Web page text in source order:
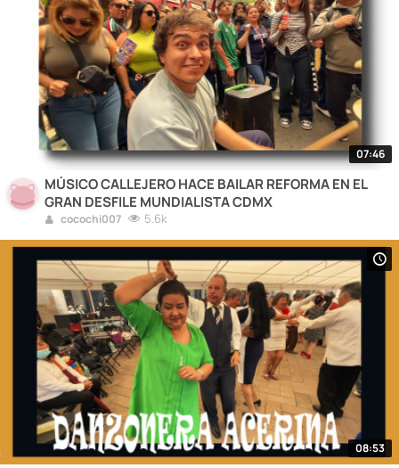
07:46
MÚSICO CALLEJERO HACE BAILAR REFORMA EN EL
GRAN DESFILE MUNDIALISTA CDMX
cocochi007 5.6k
08:53